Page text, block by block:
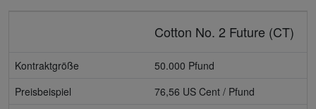
Cotton No. 2 Future (CT)
Kontraktgröße
50.000 Pfund
Preisbeispiel
76,56 US Cent / Pfund